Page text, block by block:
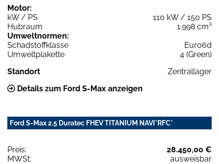
Motor:
kW / PS
110 kW / 150 PS
Hubraum
1.998 cm³
Umweltnormen:
Schadstoffklasse
Euro6d
Umweltplakette
4 (Green)
Standort
Zentrallager
Details zum Ford S-Max anzeigen
Ford S-Max 2.5 Duratec FHEV TITANIUM NAVI*RFC*
Preis:
28.450,00 €
MWSt:
ausweisbar